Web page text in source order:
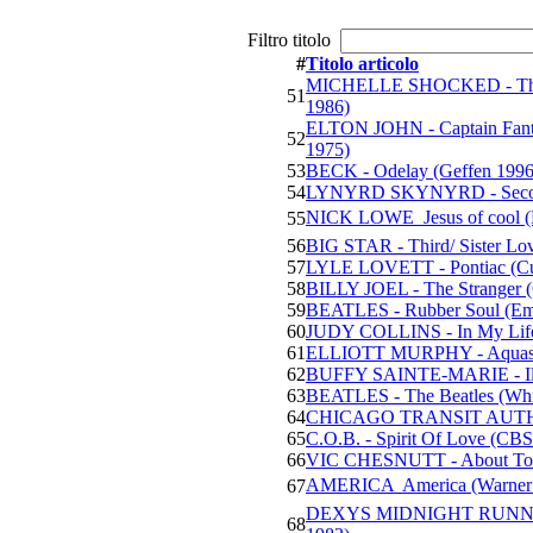
Filtro titolo
#Titolo articolo
51
MICHELLE SHOCKED -
1986)
52
ELTON JOHN - Captain
1975)
53BECK - Odelay (Geffen
54LYNYRD SKYNYRD -
55NICK LOWE  Jesus of cool
56BIG STAR - Third/ Sister
57LYLE LOVETT - Pontiac
58BILLY JOEL - The Stranger
59BEATLES - Rubber Soul
60JUDY COLLINS - In My
61ELLIOTT MURPHY -
62BUFFY SAINTE-MARIE -
63BEATLES - The Beatles
64CHICAGO TRANSIT
65C.O.B. - Spirit Of Love
66VIC CHESNUTT - About
67AMERICA  America
68
DEXYS MIDNIGHT